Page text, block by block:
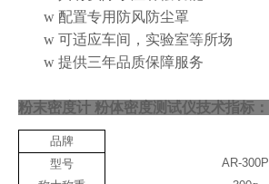
w 配置专用防风防尘罩
w 可适应车间，实验室等所场
w 提供三年品质保障服务
粉末密度计 粉体密度测试仪技术指标：
品牌
型号
AR-300P